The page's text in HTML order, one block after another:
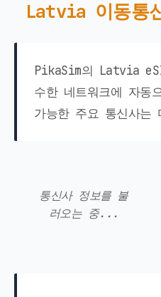
Latvia 이동통
PikaSim의 Latvia
수한 네트워크에 자동
가능한 주요 통신사는
통신사 정보를 불
러오는 중...